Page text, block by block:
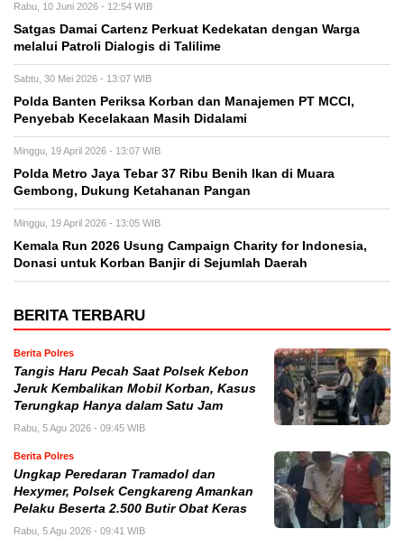
Rabu, 10 Juni 2026 - 12:54 WIB
Satgas Damai Cartenz Perkuat Kedekatan dengan Warga
melalui Patroli Dialogis di Talilime
Sabtu, 30 Mei 2026 - 13:07 WIB
Polda Banten Periksa Korban dan Manajemen PT MCCI,
Penyebab Kecelakaan Masih Didalami
Minggu, 19 April 2026 - 13:07 WIB
Polda Metro Jaya Tebar 37 Ribu Benih Ikan di Muara
Gembong, Dukung Ketahanan Pangan
Minggu, 19 April 2026 - 13:05 WIB
Kemala Run 2026 Usung Campaign Charity for Indonesia,
Donasi untuk Korban Banjir di Sejumlah Daerah
BERITA TERBARU
Berita Polres
Tangis Haru Pecah Saat Polsek Kebon
Jeruk Kembalikan Mobil Korban, Kasus
Terungkap Hanya dalam Satu Jam
Rabu, 5 Agu 2026 - 09:45 WIB
Berita Polres
Ungkap Peredaran Tramadol dan
Hexymer, Polsek Cengkareng Amankan
Pelaku Beserta 2.500 Butir Obat Keras
Rabu, 5 Agu 2026 - 09:41 WIB